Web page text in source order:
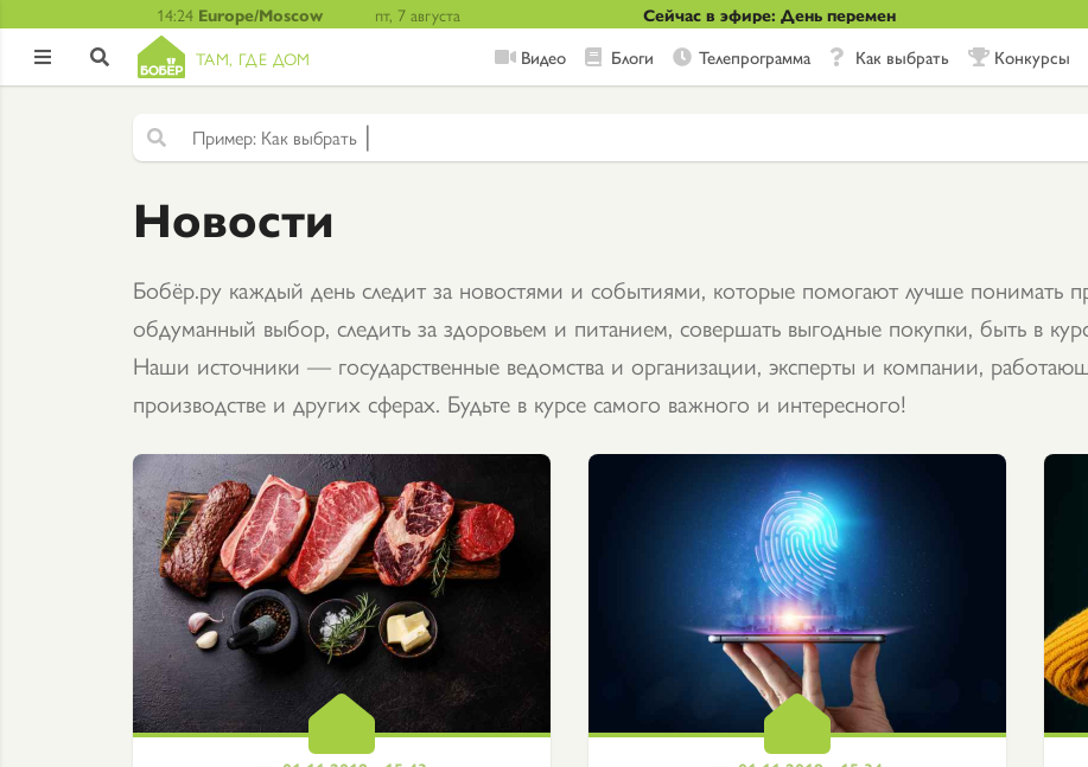
14:24 Europe/Moscow пт, 7 августа Сейчас в эфире: День перемен
  ТАМ, ГДЕ ДОМ Видео Блоги Телепрограмма Как выбрать Конкурсы
Фак т|
Новости
Бобёр.ру каждый день следит за новостями и событиями, которые помогают лучше понимать
обдуманный выбор, следить за здоровьем и питанием, совершать выгодные покупки, быть в
Наши источники — государственные ведомства и организации, эксперты и компании,
производстве и других сферах. Будьте в курсе самого важного и интересного!